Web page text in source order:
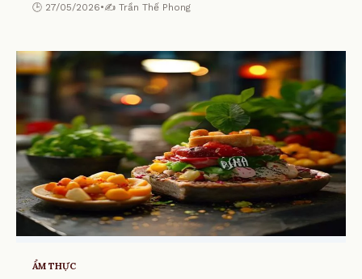
🕒 27/05/2026•✍️ Trần Thế Phong
ẨM THỰC